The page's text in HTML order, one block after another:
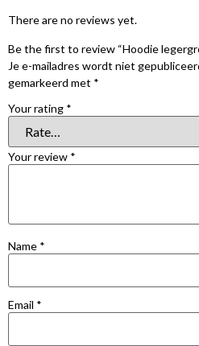
There are no reviews yet.
Be the first to review “Hoodie
Je e-mailadres wordt niet
gemarkeerd met *
Your rating *
Your review *
Name *
Email *